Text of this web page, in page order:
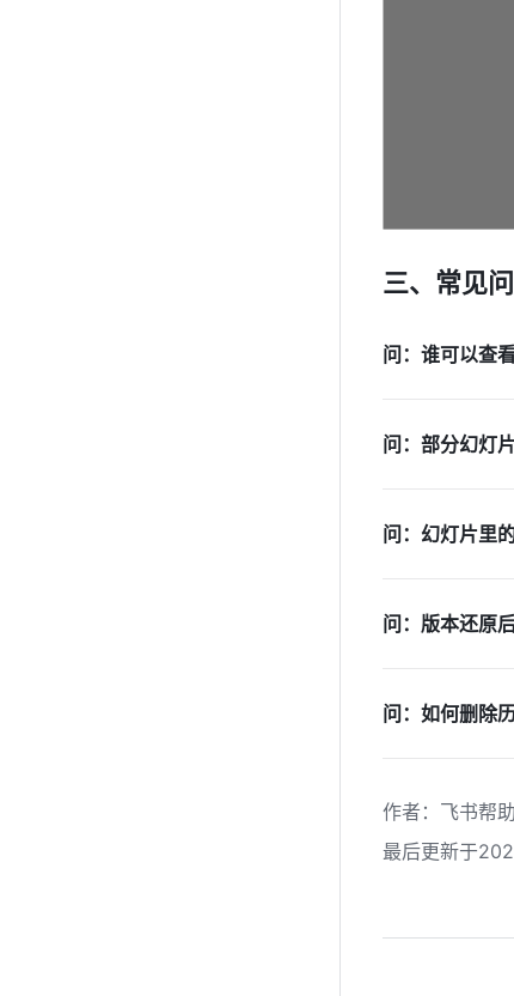
三、常见
问：谁可以查
问：部分幻灯
问：幻灯片里
问：版本还原
问：如何删除
作者 ： 飞书帮
最后更新于